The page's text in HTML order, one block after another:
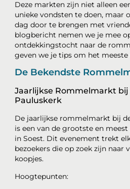
Deze markten zijn niet alleen
unieke vondsten te doen, maar
dag door te brengen met
blogbericht nemen we je mee
ontdekkingstocht naar de
geven we je tips om het meeste
De Bekendste
Jaarlijkse Rommelmarkt
Pauluskerk
De jaarlijkse rommelmarkt bij
is een van de grootste en
in Soest. Dit evenement trekt
bezoekers die op zoek zijn naar
koopjes.
Hoogtepunten: